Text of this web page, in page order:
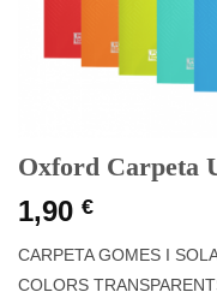
Oxford Carpeta
1,90 €
CARPETA GOMES I
COLORS